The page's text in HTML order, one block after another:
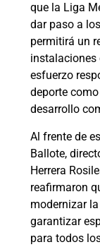
que la Liga
dar paso a
permitirá un
instalaciones
esfuerzo
deporte
desarrollo
Al frente de
Ballote,
Herrera
reafirmaron
modernizar
garantizar
para todos